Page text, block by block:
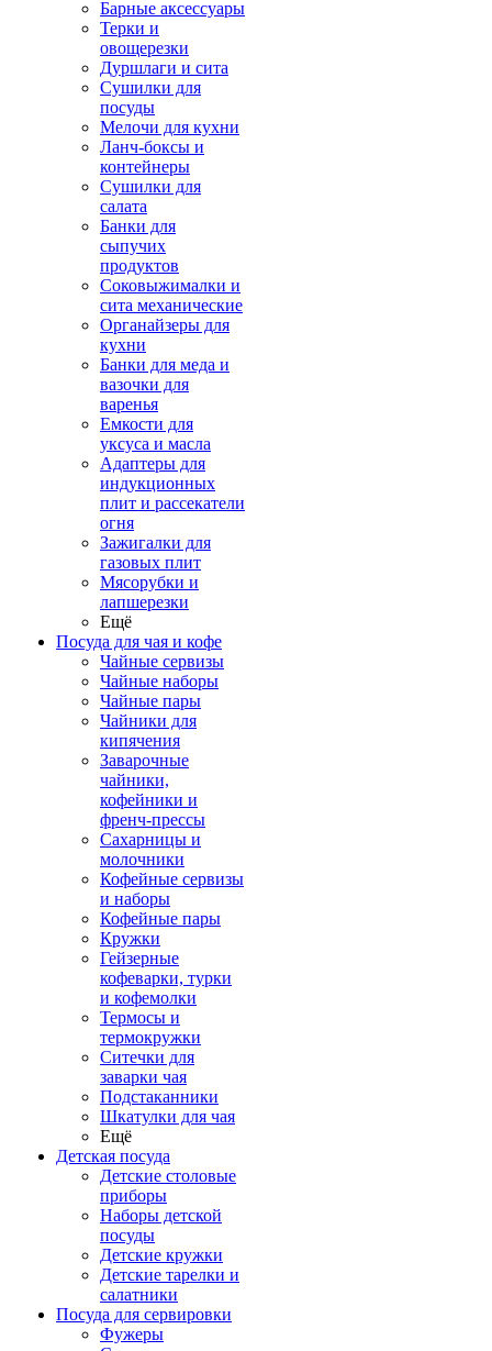
Барные аксессуары
Терки и
овощерезки
Дуршлаги и сита
Сушилки для
посуды
Мелочи для кухни
Ланч-боксы и
контейнеры
Сушилки для
салата
Банки для
сыпучих
продуктов
Соковыжималки и
сита механические
Органайзеры для
кухни
Банки для меда и
вазочки для
варенья
Емкости для
уксуса и масла
Адаптеры для
индукционных
плит и рассекатели
огня
Зажигалки для
газовых плит
Мясорубки и
лапшерезки
Ещё
Посуда для чая и кофе
Чайные сервизы
Чайные наборы
Чайные пары
Чайники для
кипячения
Заварочные
чайники,
кофейники и
френч-прессы
Сахарницы и
молочники
Кофейные сервизы
и наборы
Кофейные пары
Кружки
Гейзерные
кофеварки, турки
и кофемолки
Термосы и
термокружки
Ситечки для
заварки чая
Подстаканники
Шкатулки для чая
Ещё
Детская посуда
Детские столовые
приборы
Наборы детской
посуды
Детские кружки
Детские тарелки и
салатники
Посуда для сервировки
Фужеры